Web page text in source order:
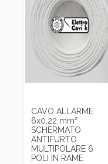
CAVO ALLARME
6x0,22 mm²
SCHERMATO
ANTIFURTO
MULTIPOLARE 6
POLI IN RAME